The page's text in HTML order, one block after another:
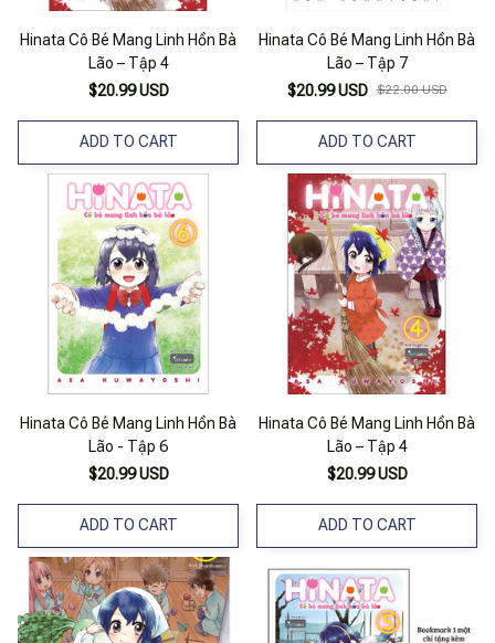
Hinata Cô Bé Mang Linh Hồn Bà
Lão – Tập 4
$20.99 USD
ADD TO CART
Hinata Cô Bé Mang Linh Hồn Bà
Lão – Tập 7
$20.99 USD $22.00 USD
ADD TO CART
Hinata Cô Bé Mang Linh Hồn Bà
Lão - Tập 6
$20.99 USD
ADD TO CART
Hinata Cô Bé Mang Linh Hồn Bà
Lão – Tập 4
$20.99 USD
ADD TO CART